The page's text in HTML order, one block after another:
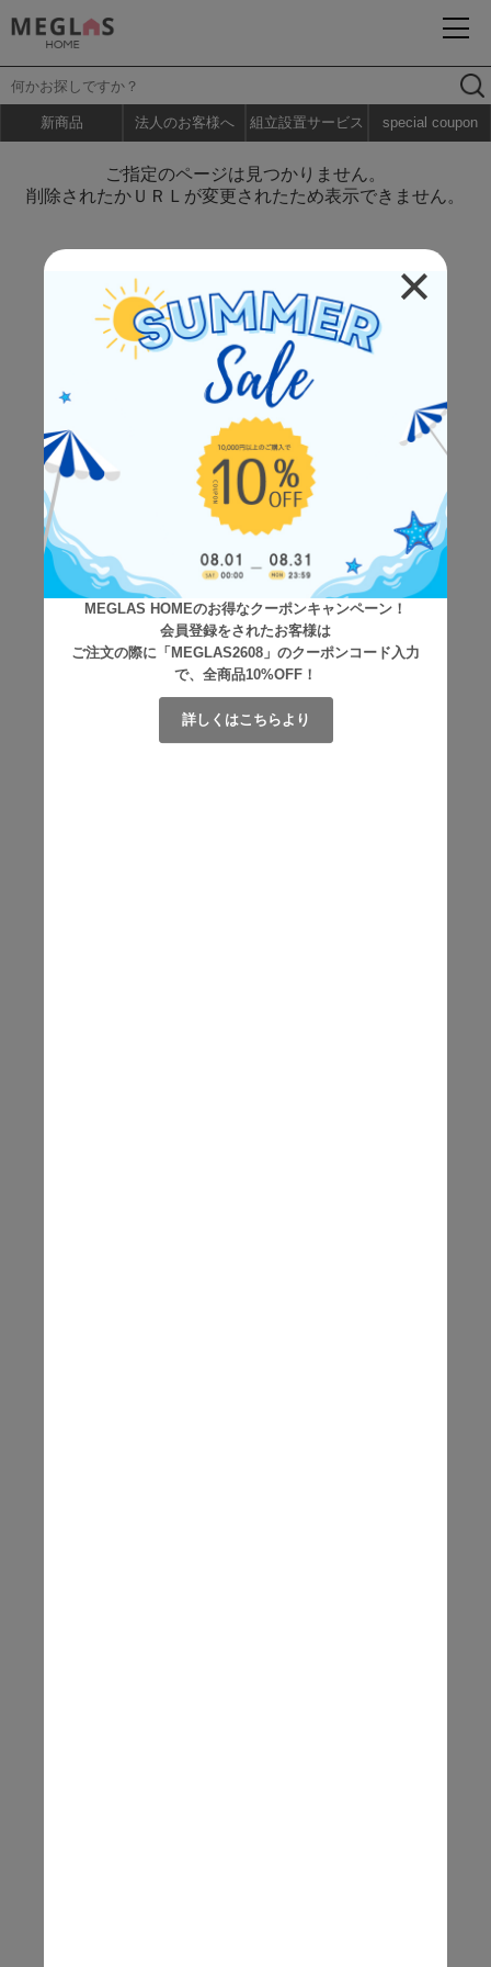
新商品 法人のお客様へ 組立設置サービス special coupon
MEGLAS HOMEのお得なクーポンキャンペーン！
会員登録をされたお客様は
ご注文の際に「MEGLAS2608」のクーポンコード入力
で、全商品10%OFF！
詳しくはこちらより
ご指定のページは見つかりません。
削除されたかＵＲＬが変更されたため表示できません。